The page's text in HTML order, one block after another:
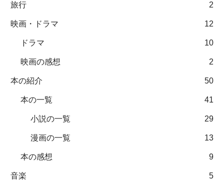
旅行 2
映画・ドラマ 12
ドラマ 10
映画の感想 2
本の紹介 50
本の一覧 41
小説の一覧 29
漫画の一覧 13
本の感想 9
音楽 5